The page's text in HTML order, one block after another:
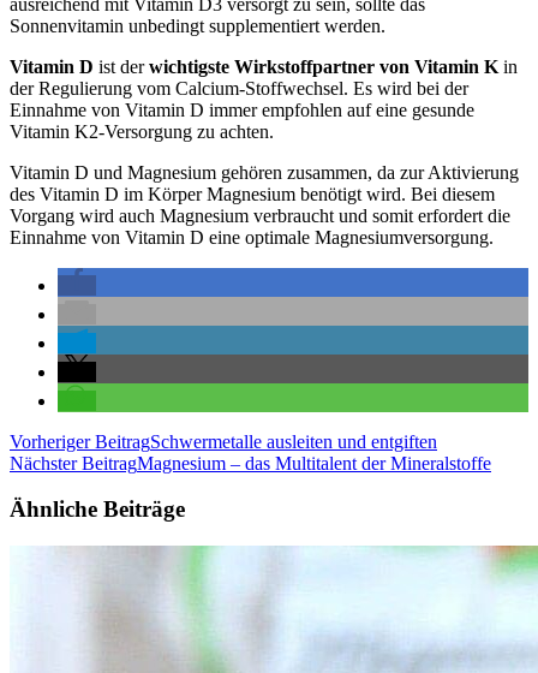
Sonnenvitamin unbedingt supplementiert werden.
Vitamin D ist derwichtigste Wirkstoffpartner von Vitamin K in
der Regulierung vom Calcium-Stoffwechsel. Es wird bei der
Einnahme von Vitamin D immer empfohlen auf eine gesunde
Vitamin K2-Versorgung zu achten.
Vitamin D und Magnesium gehören zusammen, da zur Aktivierung
des Vitamin D im Körper Magnesium benötigt wird. Bei diesem
Vorgang wird auch Magnesium verbraucht und somit erfordert die
Einnahme von Vitamin D eine optimale Magnesiumversorgung.
Beitragsnavigation
Vorheriger BeitragSchwermetalle ausleiten und entgiften
Nächster BeitragMagnesium – das Multitalent der Mineralstoffe
Ähnliche Beiträge